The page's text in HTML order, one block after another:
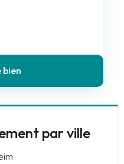
bien
par ville